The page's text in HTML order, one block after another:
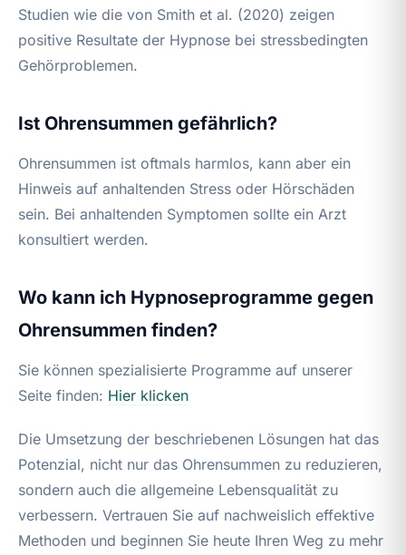
Studien wie die von Smith et al. (2020) zeigen
positive Resultate der Hypnose bei stressbedingten
Gehörproblemen.
Ist Ohrensummen gefährlich?
Ohrensummen ist oftmals harmlos, kann aber ein
Hinweis auf anhaltenden Stress oder Hörschäden
sein. Bei anhaltenden Symptomen sollte ein Arzt
konsultiert werden.
Wo kann ich Hypnoseprogramme gegen
Ohrensummen finden?
Sie können spezialisierte Programme auf unserer
Seite finden: Hier klicken
Die Umsetzung der beschriebenen Lösungen hat das
Potenzial, nicht nur das Ohrensummen zu reduzieren,
sondern auch die allgemeine Lebensqualität zu
verbessern. Vertrauen Sie auf nachweislich effektive
Methoden und beginnen Sie heute Ihren Weg zu mehr